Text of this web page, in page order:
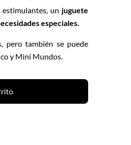
un juguete
especiales.
pero también se puede
y Mini Mundos.